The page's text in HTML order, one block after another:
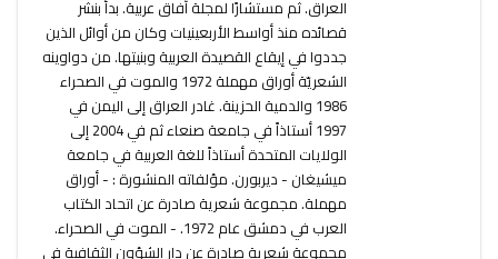
العراق. ثم مستشارًا لمجلة آفاق عربية. بدأ بنشر
قصائده منذ أواسط الأربعينيات وكان من أوائل الذين
جددوا في إيقاع القصيدة العربية وبنيتها. من دواوينه
الشعريّة أوراق مهملة 1972 والموت في الصحراء
1986 والدمية الحزينة. غادر العراق إلى اليمن في
1997 أستاذاً في جامعة صنعاء ثم في 2004 إلى
الولايات المتحدة أستاذاً للغة العربية في جامعة
ميشيغان - ديربورن. مؤلفاته المنشورة : - أوراق
مهملة. مجموعة شعرية صادرة عن اتحاد الكتاب
العرب في دمشق عام 1972. - الموت في الصحراء.
مجموعة شعرية صادرة عن دار الشؤون الثقافية في